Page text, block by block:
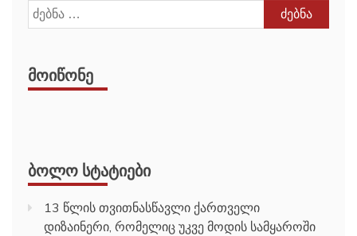
ძებნა:
ᲛᲝᲘᲬᲝᲜᲔ
ᲑᲝᲚᲝ ᲡᲢᲐᲢᲘᲔᲑᲘ
13 წლის თვითნასწავლი ქართველი
დიზაინერი, რომელიც უკვე მოდის სამყაროში